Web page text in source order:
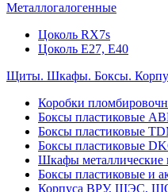
Металлогалогенные
Цоколь RX7s
Цоколь Е27, E40
Щиты. Шкафы. Боксы.
Коробки
Боксы пластиковые
Боксы пластиковые
Боксы пластиковые
Шкафы металлические
Боксы пластиковые и
Корпуса ВРУ, ШЭС,